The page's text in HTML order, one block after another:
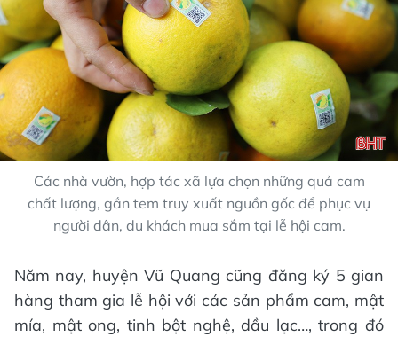
Các nhà vườn, hợp tác xã lựa chọn những quả cam
chất lượng, gắn tem truy xuất nguồn gốc để phục vụ
người dân, du khách mua sắm tại lễ hội cam.
Năm nay, huyện Vũ Quang cũng đăng ký 5 gian
hàng tham gia lễ hội với các sản phẩm cam, mật
mía, mật ong, tinh bột nghệ, dầu lạc…, trong đó